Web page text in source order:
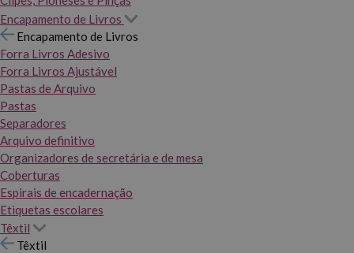
Encapamento de Livros
Encapamento de Livros
Forra Livros Adesivo
Forra Livros Ajustável
Pastas de Arquivo
Pastas
Separadores
Arquivo definitivo
Organizadores de secretária e de mesa
Coberturas
Espirais de encadernação
Etiquetas escolares
Têxtil
Têxtil